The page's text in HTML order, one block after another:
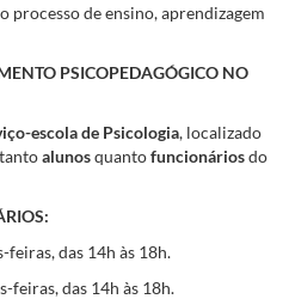
processo de ensino, aprendizagem
PSICOPEDAGÓGICO NO
escola de Psicologia, localizado
alunosquantofuncionáriosdo
feiras, das 14h às 18h.
feiras, das 14h às 18h.